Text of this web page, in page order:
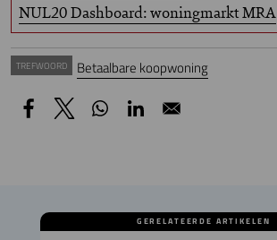
NUL20 Dashboard: woningmarkt MRA
TREFWOORD Betaalbare koopwoning
GERELATEERDE ARTIKELEN